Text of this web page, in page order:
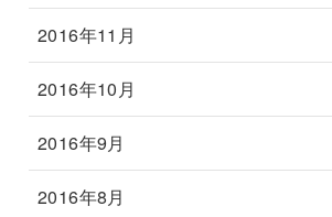
2016年11月
2016年10月
2016年9月
2016年8月